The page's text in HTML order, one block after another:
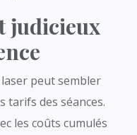
judicieux
laser peut sembler
tarifs des séances.
les coûts cumulés